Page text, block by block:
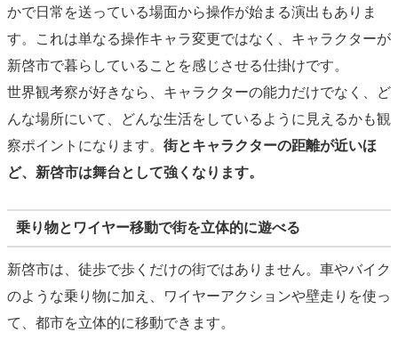
かで日常を送っている場面から操作が始まる演出もありま
す。これは単なる操作キャラ変更ではなく、キャラクターが
新啓市で暮らしていることを感じさせる仕掛けです。
世界観考察が好きなら、キャラクターの能力だけでなく、ど
んな場所にいて、どんな生活をしているように見えるかも観
察ポイントになります。 街とキャラクターの距離が近いほ
ど、新啓市は舞台として強くなります。
乗り物とワイヤー移動で街を立体的に遊べる
新啓市は、徒歩で歩くだけの街ではありません。車やバイク
のような乗り物に加え、ワイヤーアクションや壁走りを使っ
て、都市を立体的に移動できます。